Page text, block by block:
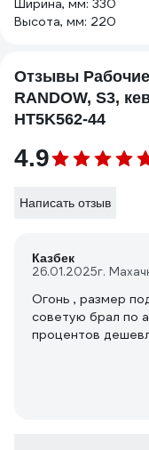
Ширина, мм: 330
Высота, мм: 220
Отзывы Рабочие
RANDOW, S3,
HT5K562-44
4.9
Написать отзыв
Казбек
26.01.2025г.
Огонь , размер
советую брал по
процентов